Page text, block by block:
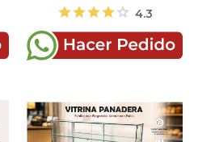
starstarstarstarstar 4.3